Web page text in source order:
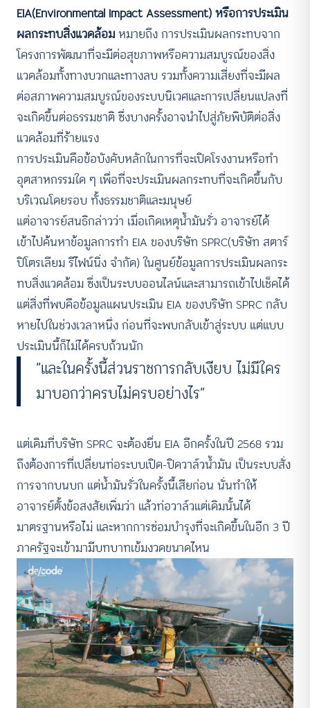
EIA(Environmental Impact Assessment) หรือการประเมิน
ผลกระทบสิ่งแวดล้อมหมายถึง การประเมินผลกระทบจาก
โครงการพัฒนาที่จะมีต่อสุขภาพหรือความสมบูรณ์ของสิ่ง
แวดล้อมทั้งทางบวกและทางลบ รวมทั้งความเสี่ยงที่จะมีผล
ต่อสภาพความสมบูรณ์ของระบบนิเวศและการเปลี่ยนแปลงที่
จะเกิดขึ้นต่อธรรมชาติ ซึ่งบางครั้งอาจนำไปสู่ภัยพิบัติต่อสิ่ง
แวดล้อมที่ร้ายแรง
การประเมินคือข้อบังคับหลักในการที่จะเปิดโรงงานหรือทำ
อุตสาหกรรมใด ๆ เพื่อที่จะประเมินผลกระทบที่จะเกิดขึ้นกับ
บริเวณโดยรอบ ทั้งธรรมชาติและมนุษย์
แต่อาจารย์สนธิกล่าวว่า เมื่อเกิดเหตุน้ำมันรั่ว อาจารย์ได้
เข้าไปค้นหาข้อมูลการทำ EIA ของบริษัท SPRC(บริษัท สตาร์
ปิโตรเลียม รีไฟน์นิ่ง จำกัด) ในศูนย์ข้อมูลการประเมินผลกระ
ทบสิ่งแวดล้อม ซึ่งเป็นระบบออนไลน์และสามารถเข้าไปเช็คได้
แต่สิ่งที่พบคือข้อมูลแผนประเมิน EIA ของบริษัท SPRC กลับ
หายไปในช่วงเวลาหนึ่ง ก่อนที่จะพบกลับเข้าสู่ระบบ แต่แบบ
ประเมินนี้ก็ไม่ได้ครบถ้วนนัก
“และในครั้งนี้ส่วนราชการกลับเงียบ ไม่มีใคร
มาบอกว่าครบไม่ครบอย่างไร”
แต่เดิมที่บริษัท SPRC จะต้องยื่น EIA อีกครั้งในปี 2568 รวม
ถึงต้องการที่เปลี่ยนท่อระบบเปิด-ปิดวาล์วน้ำมัน เป็นระบบสั่ง
การจากบนบก แต่น้ำมันรั่วในครั้งนี้เสียก่อน นั่นทำให้
อาจารย์ตั้งข้อสงสัยเพิ่มว่า แล้วท่อวาล์วแต่เดิมนั้นได้
มาตรฐานหรือไม่ และหากการซ่อมบำรุงที่จะเกิดขึ้นในอีก 3 ปี
ภาครัฐจะเข้ามามีบทบาทเข้มงวดขนาดไหน